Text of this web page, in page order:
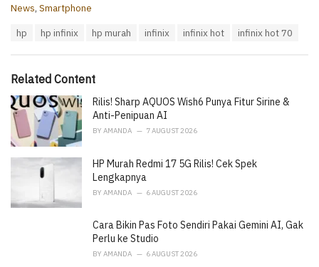
C
o
r
i
e
s
:
News, Smartphone
:
hp hp infinix hp murah infinix infinix hot infinix hot 70
Related Content
Rilis! Sharp AQUOS Wish6 Punya Fitur Sirine &
Anti-Penipuan AI
BY AMANDA 7 AUGUST 2026
HP Murah Redmi 17 5G Rilis! Cek Spek
Lengkapnya
BY AMANDA 6 AUGUST 2026
Cara Bikin Pas Foto Sendiri Pakai Gemini AI, Gak
Perlu ke Studio
BY AMANDA 6 AUGUST 2026